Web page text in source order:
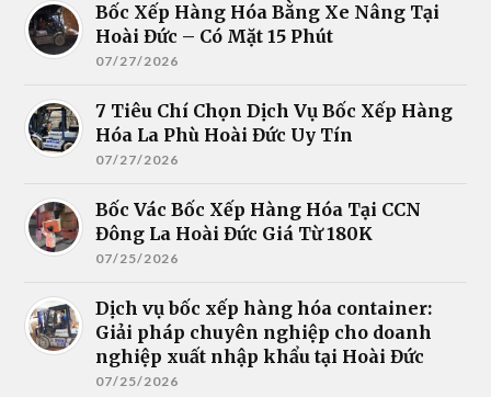
Bốc Xếp Hàng Hóa Bằng Xe Nâng Tại
Hoài Đức – Có Mặt 15 Phút
07/27/2026
7 Tiêu Chí Chọn Dịch Vụ Bốc Xếp Hàng
Hóa La Phù Hoài Đức Uy Tín
07/27/2026
Bốc Vác Bốc Xếp Hàng Hóa Tại CCN
Đông La Hoài Đức Giá Từ 180K
07/25/2026
Dịch vụ bốc xếp hàng hóa container:
Giải pháp chuyên nghiệp cho doanh
nghiệp xuất nhập khẩu tại Hoài Đức
07/25/2026